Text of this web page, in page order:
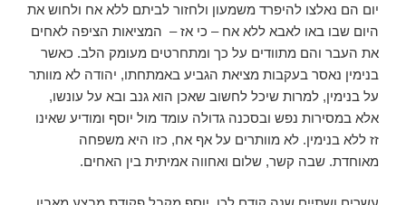
יום הם נאלצו להיפרד משמעון ולחזור לביתם ללא אח ולחוש את
היום שבו באו לאבא ללא אח – כי אז – המציאות הציפה לאחים
את העבר והם מתוודים על כך ומתחרטים מעומק הלב. כאשר
בנימין נאסר בעקבות מציאת הגביע באמתחתו, יהודה לא מוותר
על בנימין, למרות שיכל לחשוב שאכן הוא גנב ובא על עונשו,
אלא במסירות נפש ובסכנה גדולה עומד מול יוסף ומודיע שאינו
זז ללא בנימין. לא מוותרים על אף אח, כזו היא משפחה
מאוחדת. שבה קשר, שלום ואחווה אמיתית בין האחים.